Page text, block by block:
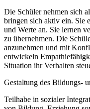
Die Schüler nehmen sich
bringen sich aktiv ein. Sie
und Werte an. Sie lernen
zu übernehmen. Die
anzunehmen und mit
entwickeln
Situation ihr Verhalten
Gestaltung des Bildungs-
Teilhabe in sozialer